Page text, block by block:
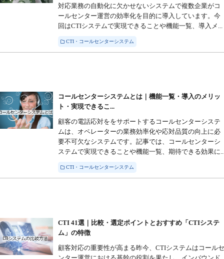
対応業務の自動化に欠かせないシステムで複数企業がコ
ールセンター運営の効率化を目的に導入しています。今
回はCTIシステムで実現できることや機能一覧、導入メ...
CTI・コールセンターシステム
コールセンターシステムとは｜機能一覧・導入のメリッ
ト・実現できるこ...
顧客の電話応対ををサポートするコールセンターシステ
ムは、オペレーターの業務効率化や応対品質の向上に必
要不可欠なシステムです。記事では、コールセンターシ
ステムで実現できることや機能一覧、期待できる効果に
CTI・コールセンターシステム
CTI 41選｜比較・選定ポイントとおすすめ「CTIシステ
ム」の特徴
顧客対応の重要性が高まる昨今、CTIシステムはコール